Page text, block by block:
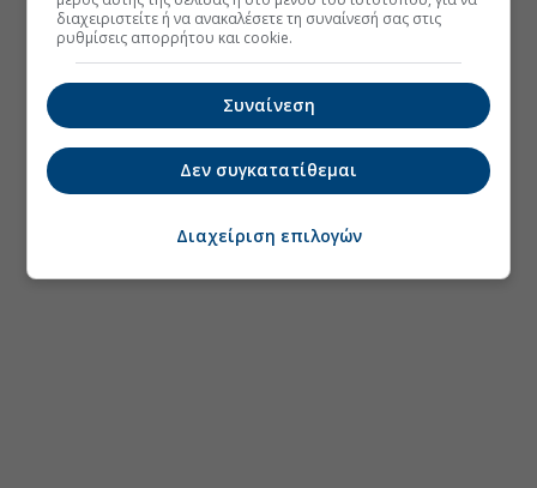
διαχειριστείτε ή να ανακαλέσετε τη συναίνεσή σας στις
ρυθμίσεις απορρήτου και cookie.
Συναίνεση
Δεν συγκατατίθεμαι
Διαχείριση επιλογών